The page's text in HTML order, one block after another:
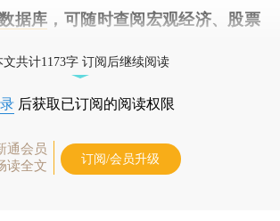
据库 ，可随时查阅宏观经济、股票
文共计1173字 订阅后继续阅读
后获取已订阅的阅读权限
通会员
读全文
订阅/会员升级